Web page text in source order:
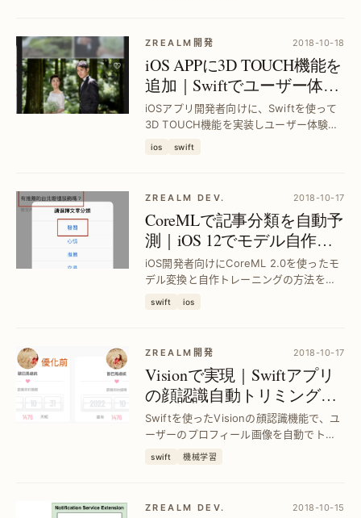
ZREALM開発 2018-10-18
iOS APPに3D TOUCH機能を
追加｜Swiftでユーザー体験
を向上させる方法
iOSアプリ開発者向けに、Swiftを使って
3D TOUCH機能を実装しユーザー体験を
ios swift
ZREALM DEV. 2018-10-17
CoreMLで記事分類を自動予
測｜iOS 12でモデル自作＆
活用法を徹底解説
iOS開発者向けにCoreML 2.0を使ったモ
デル変換と自作トレーニングの方法を紹
swift ios
ZREALM開発 2018-10-17
Visionで実現｜Swiftアプリ
の顔認識自動トリミングで
ユーザー体験向上
Swiftを使ったVisionの顔認識機能で、ユ
ーザーのプロフィール画像を自動でトリ
ミング。手間を省き、正確な顔検出でア
swift 機械学習
ZREALM DEV. 2018-10-15